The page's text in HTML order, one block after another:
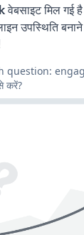
मिल गई
उपस्थिति बनाने
question:
करें?